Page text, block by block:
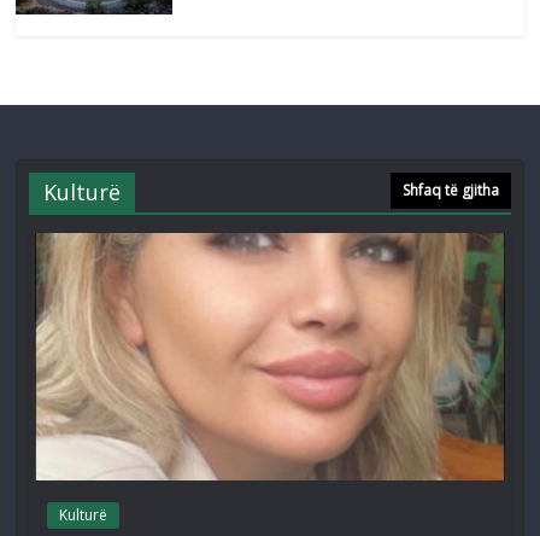
Kulturë Shfaq të gjitha
Kulturë